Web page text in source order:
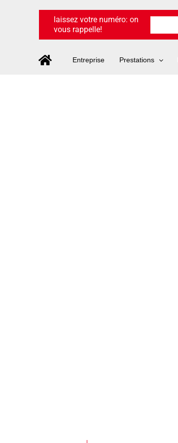
laissez votre numéro: on
vous rappelle!
Entreprise Prestations